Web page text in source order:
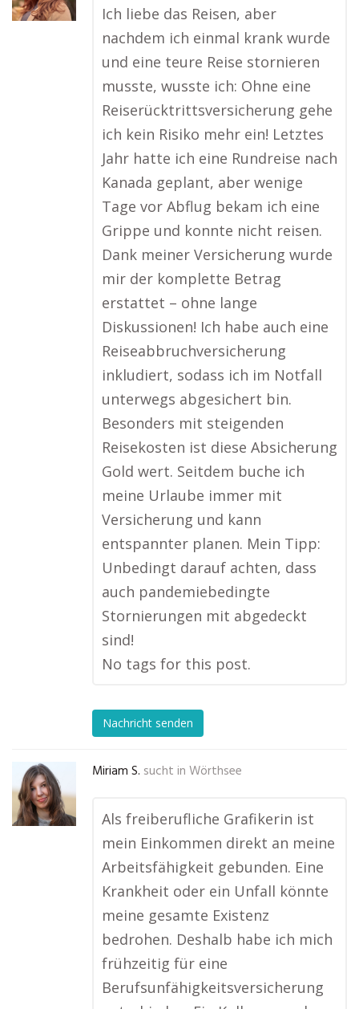
Ich liebe das Reisen, aber
nachdem ich einmal krank wurde
und eine teure Reise stornieren
musste, wusste ich: Ohne eine
Reiserücktrittsversicherung gehe
ich kein Risiko mehr ein! Letztes
Jahr hatte ich eine Rundreise nach
Kanada geplant, aber wenige
Tage vor Abflug bekam ich eine
Grippe und konnte nicht reisen.
Dank meiner Versicherung wurde
mir der komplette Betrag
erstattet – ohne lange
Diskussionen! Ich habe auch eine
Reiseabbruchversicherung
inkludiert, sodass ich im Notfall
unterwegs abgesichert bin.
Besonders mit steigenden
Reisekosten ist diese Absicherung
Gold wert. Seitdem buche ich
meine Urlaube immer mit
Versicherung und kann
entspannter planen. Mein Tipp:
Unbedingt darauf achten, dass
auch pandemiebedingte
Stornierungen mit abgedeckt
sind!
No tags for this post.
Nachricht senden
Miriam S. sucht in Wörthsee
Als freiberufliche Grafikerin ist
mein Einkommen direkt an meine
Arbeitsfähigkeit gebunden. Eine
Krankheit oder ein Unfall könnte
meine gesamte Existenz
bedrohen. Deshalb habe ich mich
frühzeitig für eine
Berufsunfähigkeitsversicherung